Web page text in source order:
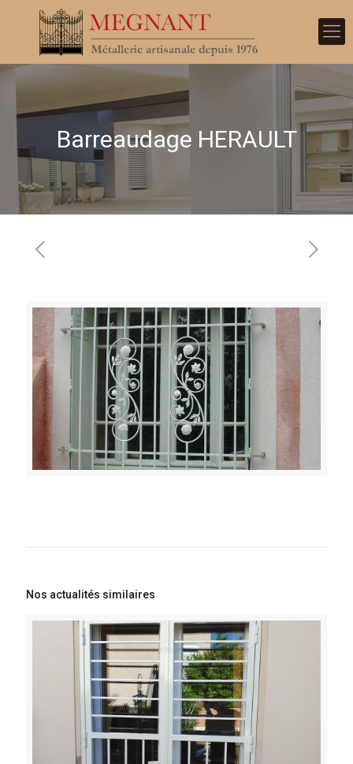
Barreaudage HERAULT
Nos actualités similaires